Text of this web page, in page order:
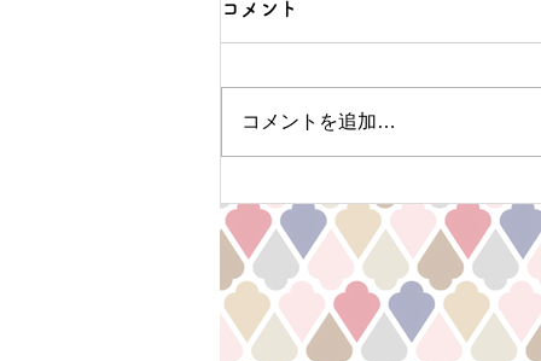
News! 2025年5月ハーブティ
ープレゼントキャンペーンの
コピー
コメント
コメントを追加…